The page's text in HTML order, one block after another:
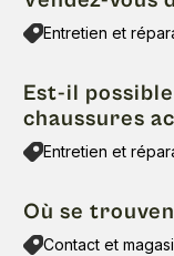
Entretien et
Est-il
chaussures
Entretien et
Où se
Contact et